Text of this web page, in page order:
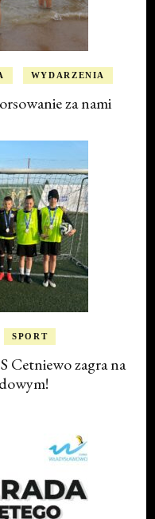
WYDARZENIA
za nami
SPORT
Cetniewo zagra na